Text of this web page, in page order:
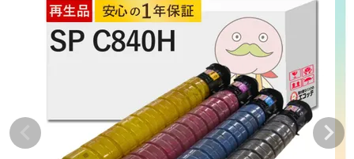
初心者用セット
キャノンインク
詰め替えインク
互換インクボトル